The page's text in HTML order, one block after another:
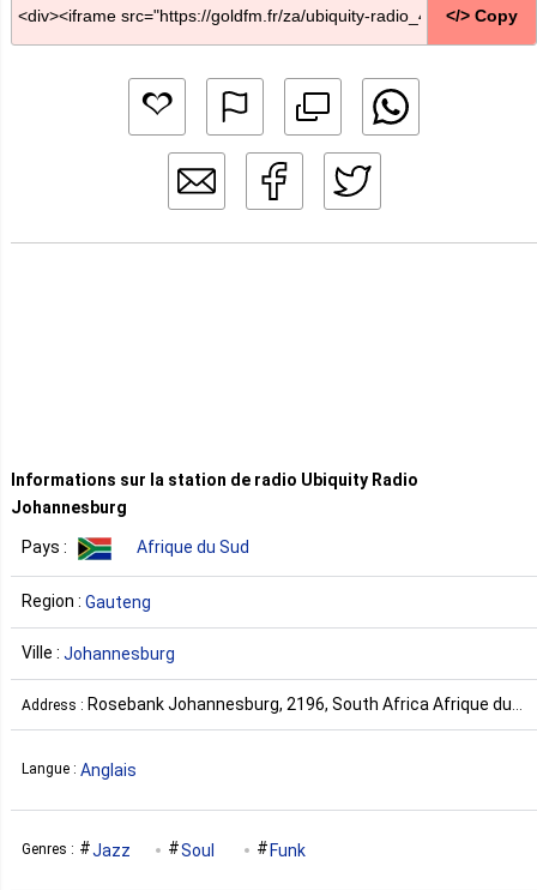
</> Copy
Informations sur la station de radio Ubiquity Radio
Johannesburg
Pays : Afrique du Sud
Region : Gauteng
Ville : Johannesburg
Address : Rosebank Johannesburg, 2196, South Africa Afrique du
Sud
Langue : Anglais
Genres : Jazz Soul Funk